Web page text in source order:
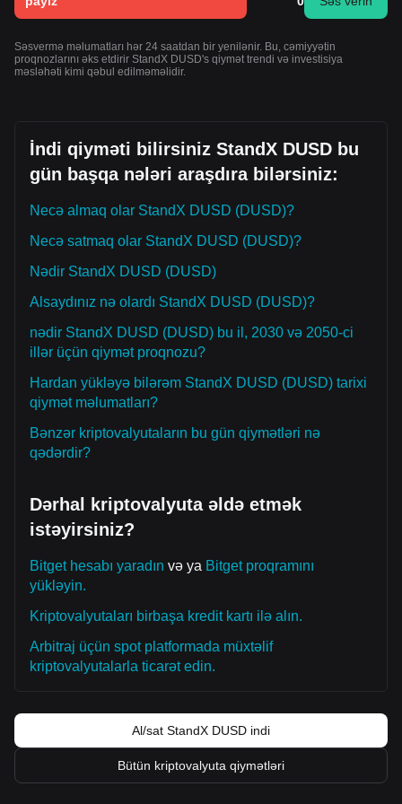
Səsvermə məlumatları hər 24 saatdan bir yenilənir. Bu, cəmiyyətin
proqnozlarını əks etdirir StandX DUSD's qiymət trendi və investisiya
məsləhəti kimi qəbul edilməməlidir.
İndi qiyməti bilirsiniz StandX DUSD bu
gün başqa nələri araşdıra bilərsiniz:
Necə almaq olar StandX DUSD (DUSD)?
Necə satmaq olar StandX DUSD (DUSD)?
Nədir StandX DUSD (DUSD)
Alsaydınız nə olardı StandX DUSD (DUSD)?
nədir StandX DUSD (DUSD) bu il, 2030 və 2050-ci
illər üçün qiymət proqnozu?
Hardan yükləyə bilərəm StandX DUSD (DUSD) tarixi
qiymət məlumatları?
Bənzər kriptovalyutaların bu gün qiymətləri nə
qədərdir?
Dərhal kriptovalyuta əldə etmək
istəyirsiniz?
Bitget hesabı yaradın və ya Bitget proqramını
yükləyin.
Kriptovalyutaları birbaşa kredit kartı ilə alın.
Arbitraj üçün spot platformada müxtəlif
kriptovalyutalarla ticarət edin.
Al/sat StandX DUSD indi
Bütün kriptovalyuta qiymətləri